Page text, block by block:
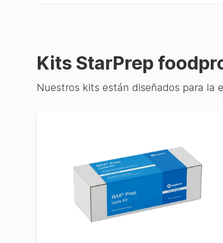
Kits StarPrep
Nuestros kits están diseñados para la